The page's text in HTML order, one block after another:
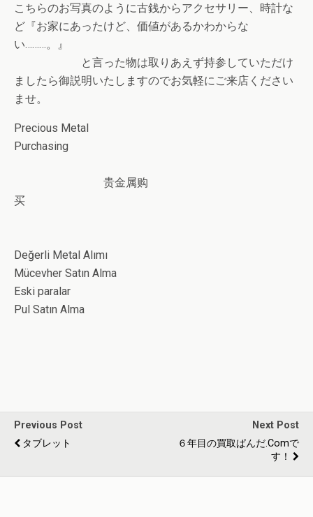
こちらのお写真のように古銭からアクセサリー、時計な
ど『お家にあったけど、価値があるかわからな
い………。』
と言った物は取りあえず持参していただけ
ましたら御説明いたしますのでお気軽にご来店ください
ませ。
Precious Metal
Purchasing
贵金属购
买
Değerli Metal Alımı
Mücevher Satın Alma
Eski paralar
Pul Satın Alma
Previous Post
タブレット
Next Post
６年目の買取ぱんだ.comで
す！